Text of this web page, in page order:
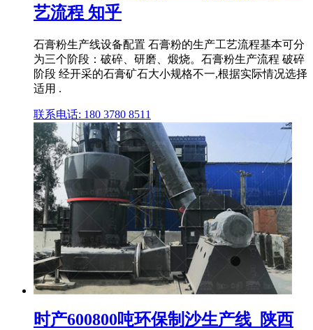
艺流程 知乎
石膏粉生产线设备配置 石膏粉的生产工艺流程基本可分
为三个阶段：破碎、研磨、煅烧。石膏粉生产流程 破碎
阶段 经开采的石膏矿石大小规格不一,根据实际情况选择
适用 .
联系电话: 180 3780 8511
时产600800吨环保制沙生产线_陕西